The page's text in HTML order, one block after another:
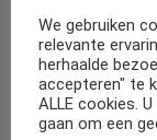
Op slechts 100 m
Bahia, vindt u dit
terras en mooi
van het keurig
We gebruiken
relevante
herhaalde
accepteren" te
ALLE cookies.
gaan om een